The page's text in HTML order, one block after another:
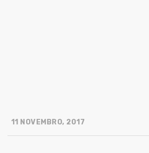
11 NOVEMBRO, 2017